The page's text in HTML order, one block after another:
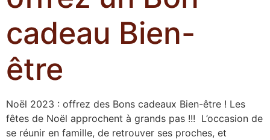
cadeau Bien-
être
Noël 2023 : offrez des Bons cadeaux Bien-être ! Les
fêtes de Noël approchent à grands pas !!! L’occasion de
se réunir en famille, de retrouver ses proches, et